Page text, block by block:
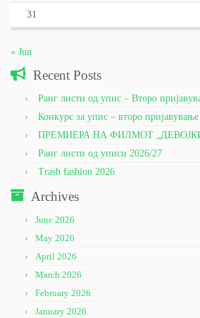
31
« Jun
Recent Posts
Ранг листи од упис – Второ
Конкурс за упис – второ пријавување
ПРЕМИЕРА НА ФИЛМОТ
Ранг листи од уписи 2026/27
Trash fashion 2026
Archives
June 2026
May 2026
April 2026
March 2026
February 2026
January 2026